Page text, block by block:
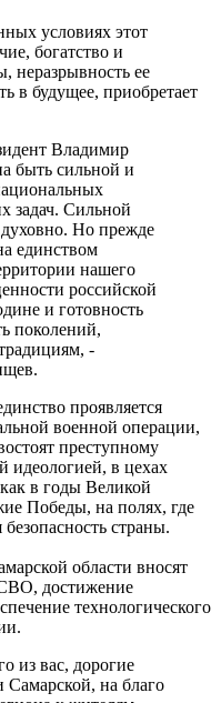
области растёт
беспилотных систем
9-летнюю девочку на
бывают при падении
губернии" помогает
уровень
осваивают беспилотные
воздуха из-за горящей
парка имени Щорса
и ремонт в
на современном
общественного
конкурса компаний
условиях этот
богатство и
ее
в будущее, приобретает
Владимир
быть сильной и
задач. Сильной
Но прежде
единством
нашего
российской
и готовность
поколений,
-
проявляется
военной операции,
преступному
идеологией, в цехах
в годы Великой
Победы, на полях, где
страны.
области вносят
достижение
технологического
из вас, дорогие
Самарской, на благо